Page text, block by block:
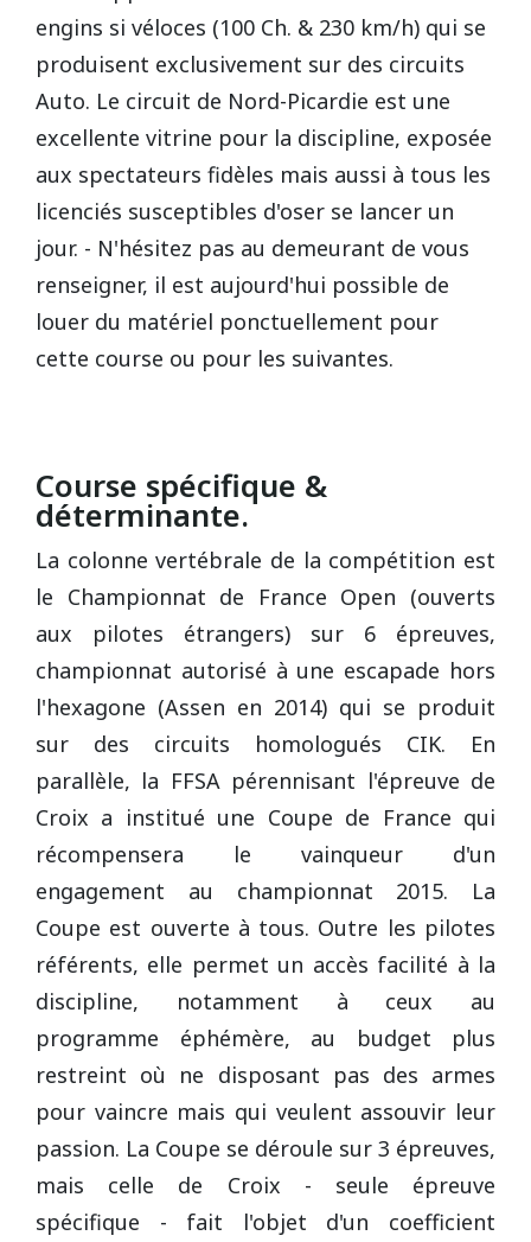
engins si véloces (100 Ch. & 230 km/h) qui se
produisent exclusivement sur des circuits
Auto. Le circuit de Nord-Picardie est une
excellente vitrine pour la discipline, exposée
aux spectateurs fidèles mais aussi à tous les
licenciés susceptibles d'oser se lancer un
jour. - N'hésitez pas au demeurant de vous
renseigner, il est aujourd'hui possible de
louer du matériel ponctuellement pour
cette course ou pour les suivantes.
Course spécifique &
déterminante.
La colonne vertébrale de la compétition est
le Championnat de France Open (ouverts
aux pilotes étrangers) sur 6 épreuves,
championnat autorisé à une escapade hors
l'hexagone (Assen en 2014) qui se produit
sur des circuits homologués CIK. En
parallèle, la FFSA pérennisant l'épreuve de
Croix a institué une Coupe de France qui
récompensera le vainqueur d'un
engagement au championnat 2015. La
Coupe est ouverte à tous. Outre les pilotes
référents, elle permet un accès facilité à la
discipline, notamment à ceux au
programme éphémère, au budget plus
restreint où ne disposant pas des armes
pour vaincre mais qui veulent assouvir leur
passion. La Coupe se déroule sur 3 épreuves,
mais celle de Croix - seule épreuve
spécifique - fait l'objet d'un coefficient